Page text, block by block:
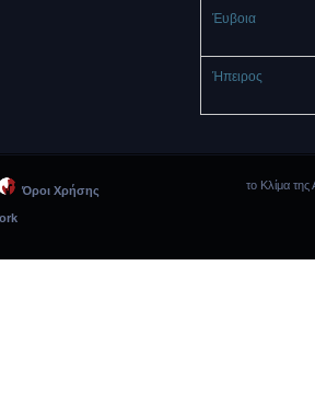
Έυβοια
Ήπειρος
Όροι Χρήσης το Κλίμα της